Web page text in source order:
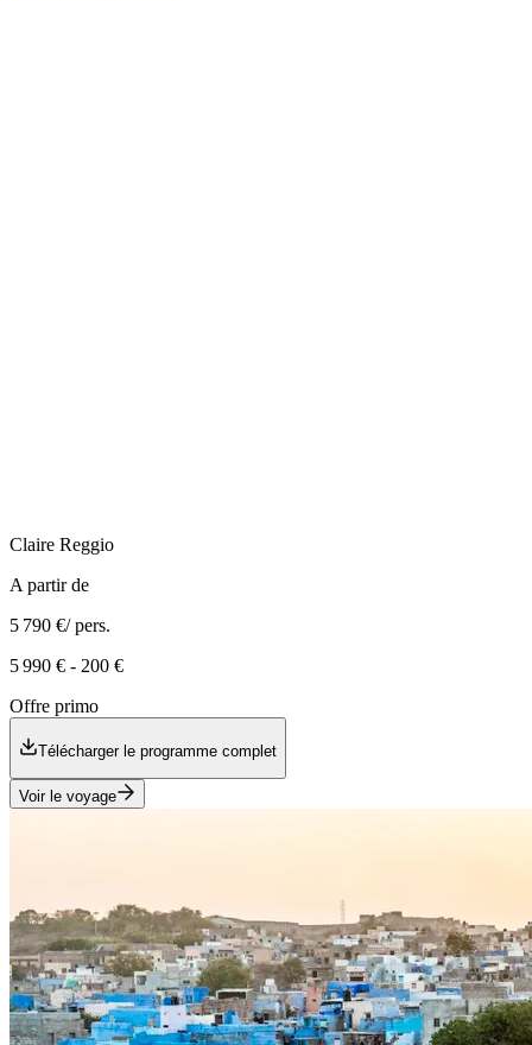
Claire Reggio
A partir de
5 790 €/ pers.
5 990 € - 200 €
Offre primo
Télécharger le programme complet
Voir le voyage